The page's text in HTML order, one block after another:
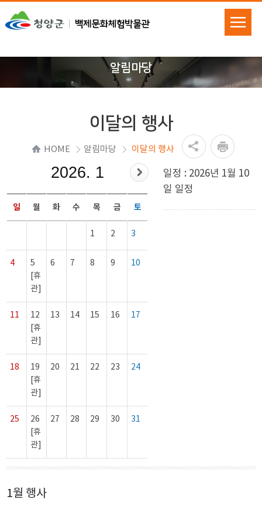
알림마당
이달의 행사
HOME 알림마당 이달의 행사
2026. 1
일 월 화 수 목 금 토
1 2 3
4
5
[휴
관]
6 7 8 9 10
11
12
[휴
관]
13 14 15 16 17
18
19
[휴
관]
20 21 22 23 24
25
26
[휴
관]
27 28 29 30 31
일정 : 2026년 1월 10
일 일정
1월 행사